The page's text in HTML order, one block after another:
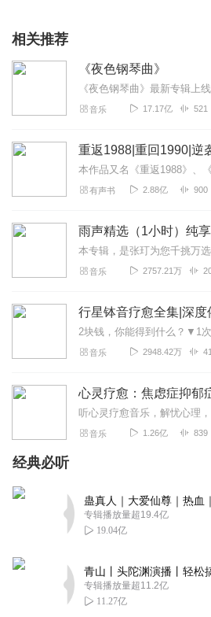
相关推荐
《夜色钢琴曲》
音乐 17.17亿 521
有声书 2.88亿 900
音乐 2757.21万
音乐 2948.42万 41
心灵疗愈：焦虑症抑郁
音乐 1.26亿 839
经典必听
专辑播放量超19.4亿
19.04亿
专辑播放量超11.2亿
11.27亿